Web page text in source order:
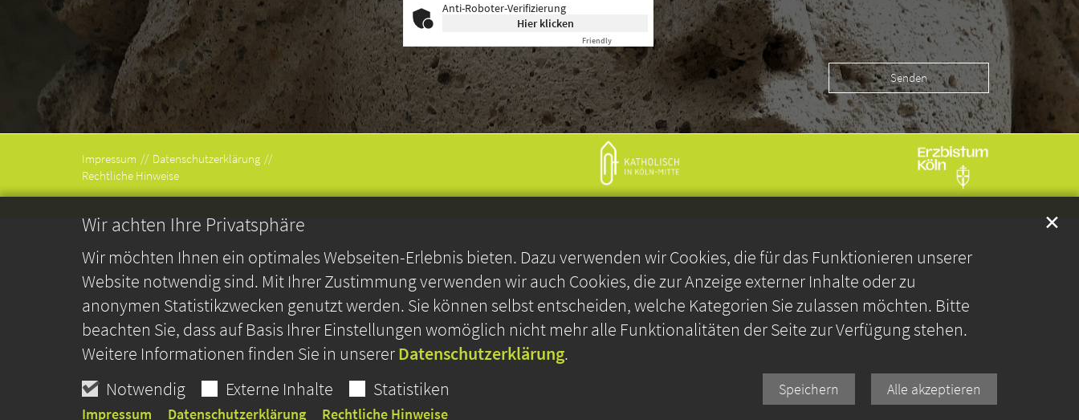
Wir achten Ihre Privatsphäre
Wir möchten Ihnen ein optimales Webseiten-Erlebnis bieten. Dazu verwenden wir Cookies, die für das Funktionieren unserer
Website notwendig sind. Mit Ihrer Zustimmung verwenden wir auch Cookies, die zur Anzeige externer Inhalte oder zu
anonymen Statistikzwecken genutzt werden. Sie können selbst entscheiden, welche Kategorien Sie zulassen möchten. Bitte
beachten Sie, dass auf Basis Ihrer Einstellungen womöglich nicht mehr alle Funktionalitäten der Seite zur Verfügung stehen.
Weitere Informationen finden Sie in unsererDatenschutzerklärung.
Notwendig
Externe Inhalte Statistiken Speichern Alle akzeptieren
✕
Impressum Datenschutzerklärung Rechtliche Hinweise
Anti-Roboter-Verifizierung
Hier klicken
Friendly
Impressum
Datenschutzerklärung
Rechtliche Hinweise